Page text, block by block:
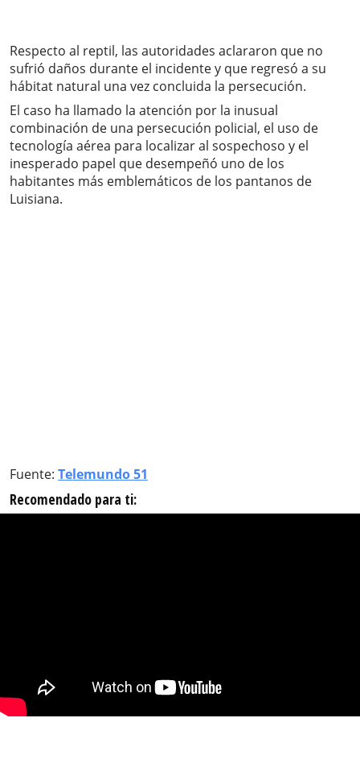
Respecto al reptil, las autoridades aclararon que no
sufrió daños durante el incidente y que regresó a su
hábitat natural una vez concluida la persecución.
El caso ha llamado la atención por la inusual
combinación de una persecución policial, el uso de
tecnología aérea para localizar al sospechoso y el
inesperado papel que desempeñó uno de los
habitantes más emblemáticos de los pantanos de
Luisiana.
Fuente: Telemundo 51
Recomendado para ti: